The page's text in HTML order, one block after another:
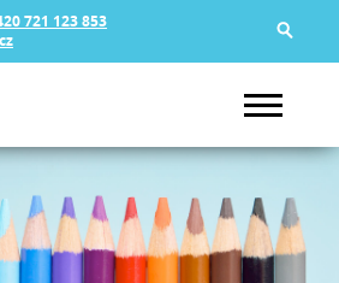
721 123 853